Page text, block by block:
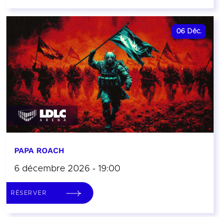
06 Déc.
PAPA ROACH
6 décembre 2026 - 19:00
RÉSERVER